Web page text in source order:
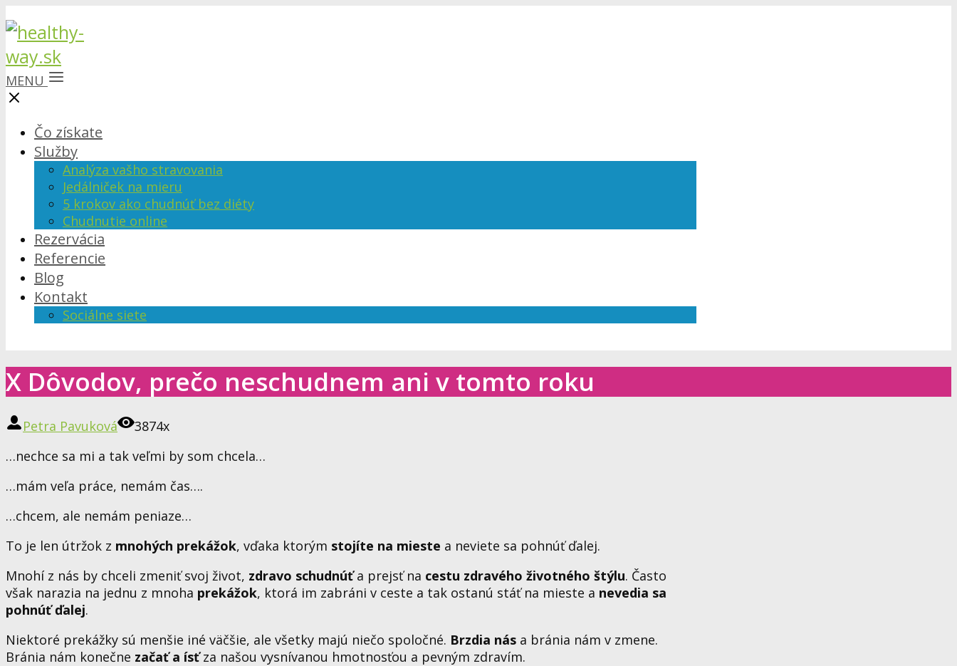
MENU
Čo získate
Služby
Analýza vašho stravovania
Jedálniček na mieru
5 krokov ako chudnúť bez diéty
Chudnutie online
Rezervácia
Referencie
Blog
Kontakt
Sociálne siete
X Dôvodov, prečo neschudnem ani v tomto roku
Petra Pavuková
3874x
…nechce sa mi a tak veľmi by som chcela…
…mám veľa práce, nemám čas….
…chcem, ale nemám peniaze…
To je len útržok z mnohých prekážok, vďaka ktorým stojíte na mieste a neviete sa pohnúť ďalej.
Mnohí z nás by chceli zmeniť svoj život, zdravo schudnúťa prejsť na cestu zdravého životného štýlu. Často
však narazia na jednu z mnoha prekážok, ktorá im zabráni v ceste a tak ostanú stáť na mieste a nevedia sa
pohnúť ďalej.
Niektoré prekážky sú menšie iné väčšie, ale všetky majú niečo spoločné. Brzdia nás a bránia nám v zmene.
Bránia nám konečne začať a ísťza našou vysnívanou hmotnosťou a pevným zdravím.